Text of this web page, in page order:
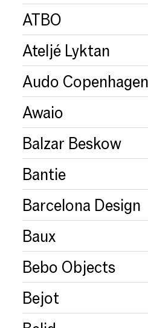
ATBO
Ateljé Lyktan
Audo Copenhagen
Awaio
Balzar Beskow
Bantie
Barcelona Design
Baux
Bebo Objects
Bejot